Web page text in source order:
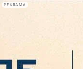
РЕКЛАМА
Сегодня: